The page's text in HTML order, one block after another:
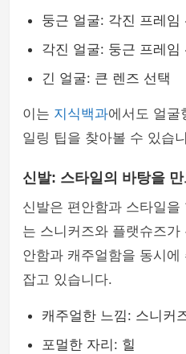
둥근 얼굴: 각진 프레임
각진 얼굴: 둥근 프레임
긴 얼굴: 큰 렌즈 선택
이는 지식백과에서도 얼굴
일링 팁을 찾아볼 수 있습
신발: 스타일의 바탕을
신발은 편안함과 스타일을
는 스니커즈와 플랫슈즈
안함과 캐주얼함을 동시에
잡고 있습니다.
캐주얼한 느낌: 스니커
포멀한 자리: 힐